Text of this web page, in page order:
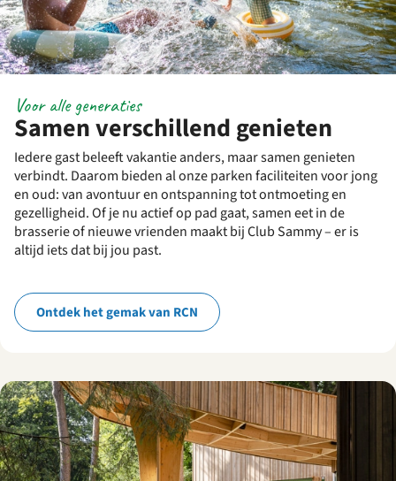
Samen verschillend genieten
Voor alle generaties
Iedere gast beleeft vakantie anders, maar samen genieten
verbindt. Daarom bieden al onze parken faciliteiten voor jong
en oud: van avontuur en ontspanning tot ontmoeting en
gezelligheid. Of je nu actief op pad gaat, samen eet in de
brasserie of nieuwe vrienden maakt bij Club Sammy – er is
altijd iets dat bij jou past.
Ontdek het gemak van RCN